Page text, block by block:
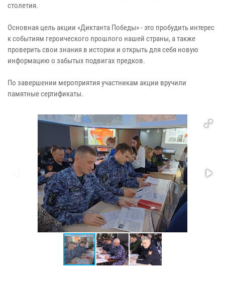
столетия.
Основная цель акции «Диктанта Победы» - это пробудить интерес
к событиям героического прошлого нашей страны, а также
проверить свои знания в истории и открыть для себя новую
информацию о забытых подвигах предков.
По завершении мероприятия участникам акции вручили
памятные сертификаты.